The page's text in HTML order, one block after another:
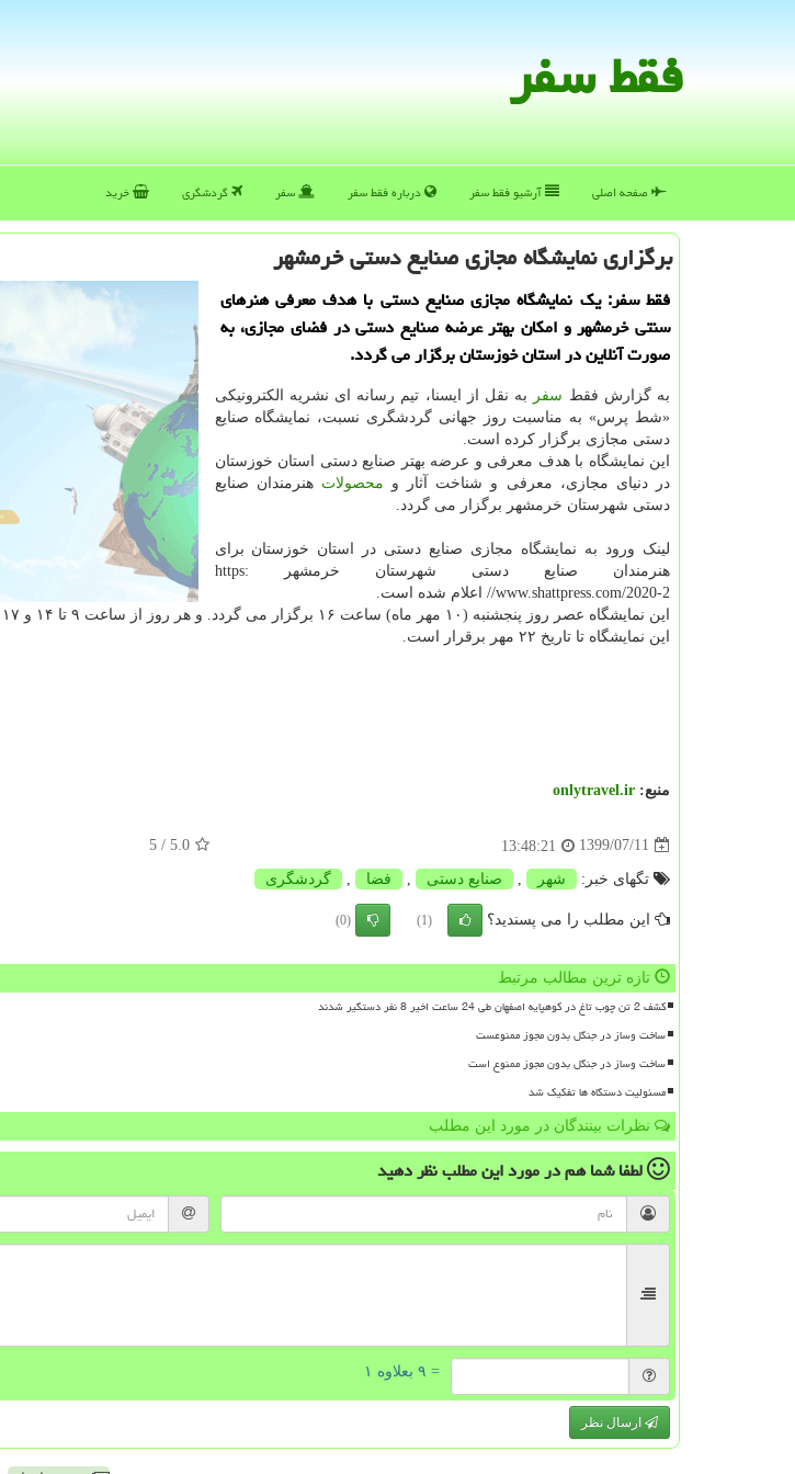
فقط سفر
صفحه اصلی آرشیو فقط سفر درباره فقط سفر سفر گردشگری خرید
برگزاری نمایشگاه مجازی صنایع دستی خرمشهر
فقط سفر: یك نمایشگاه مجازی صنایع دستی با هدف معرفی هنرهای
سنتی خرمشهر و امكان بهتر عرضه صنایع دستی در فضای مجازی، به
صورت آنلاین در استان خوزستان برگزار می گردد.
به گزارش فقط سفر
به نقل از ایسنا، تیم رسانه ای نشریه الکترونیکی
«شط پرس» به مناسبت روز جهانی گردشگری نسبت، نمایشگاه صنایع
دستی مجازی برگزار کرده است.
این نمایشگاه با هدف معرفی و عرضه بهتر صنایع دستی استان خوزستان
در دنیای مجازی، معرفی و شناخت آثار و محصولات هنرمندان صنایع
دستی شهرستان خرمشهر برگزار می گردد.
لینک ورود به نمایشگاه مجازی صنایع دستی در استان خوزستان برای
هنرمندان صنایع دستی شهرستان خرمشهر https:
//www.shattpress.com/2020-2 اعلام شده است.
این نمایشگاه عصر روز پنجشنبه (۱۰ مهر ماه) ساعت ۱۶ برگزار می گردد. و هر روز از ساعت ۹ تا ۱۴ و ۱۷ تا ۲۱ امکان بازدید دارد.
این نمایشگاه تا تاریخ ۲۲ مهر برقرار است.
منبع: onlytravel.ir
1399/07/11
13:48:21
5.0
/ 5
تگهای خبر: شهر صنایع دستی فضا گردشگری
این مطلب را می پسندید؟ (1)
(0)
تازه ترین مطالب مرتبط
کشف 2 تن چوب تاغ در کوهپایه اصفهان طی 24 ساعت اخیر 8 نفر دستگیر شدند
ساخت وساز در جنگل بدون مجوز ممنوعست
ساخت وساز در جنگل بدون مجوز ممنوع است
مسئولیت دستگاه ها تفکیک شد
نظرات بینندگان در مورد این مطلب
لطفا شما همدر مورد این مطلبنظر دهید
= ۹ بعلاوه ۱
ارسال نظر